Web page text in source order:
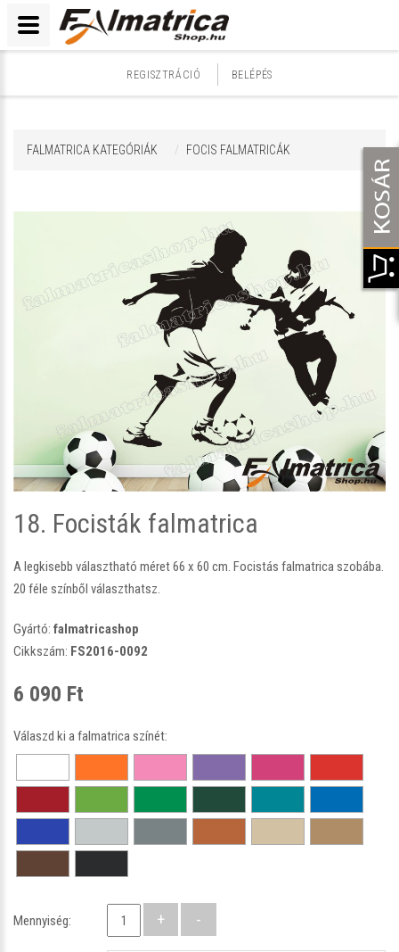
REGISZTRÁCIÓ BELÉPÉS
FALMATRICA KATEGÓRIÁK FOCIS FALMATRICÁK
18. Focisták falmatrica
A legkisebb választható méret 66 x 60 cm. Focistás falmatrica szobába.
20 féle színből választhatsz.
Gyártó: falmatricashop
Cikkszám: FS2016-0092
6 090 Ft
Válaszd ki a falmatrica színét:
Mennyiség: